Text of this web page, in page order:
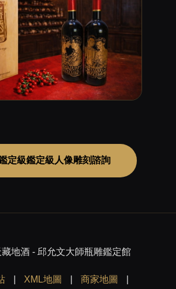
定級鑑定級人像雕刻諮詢
地酒 - 邱允文大師瓶雕鑑定館
XML地圖 商家地圖